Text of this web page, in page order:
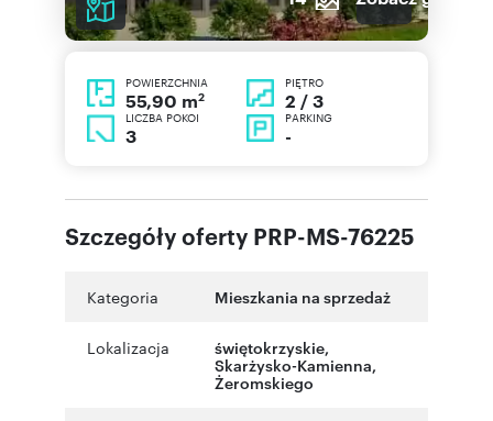
POWIERZCHNIA
55,90 m2
PIĘTRO
2 / 3
LICZBA POKOI
3
PARKING
-
Szczegóły oferty PRP-MS-76225
Kategoria Mieszkania na sprzedaż
Lokalizacja świętokrzyskie,
Skarżysko-Kamienna,
Żeromskiego